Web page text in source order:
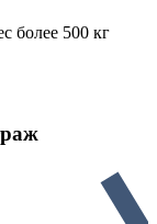
более 500 кг